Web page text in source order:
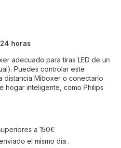
horas
adecuado para tiras LED de un
Puedes controlar este
distancia Miboxer o conectarlo
hogar inteligente, como Philips
a 150€
el mismo día .